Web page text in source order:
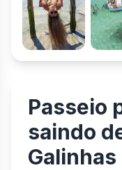
Passeio
saindo
Galinhas